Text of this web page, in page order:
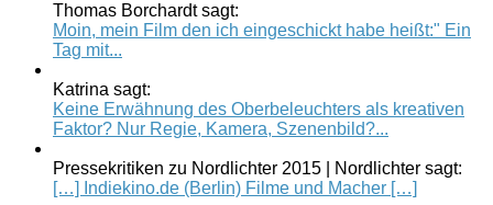
Thomas Borchardt sagt:
Moin, mein Film den ich eingeschickt habe heißt:" Ein
Tag mit...
Katrina sagt:
Keine Erwähnung des Oberbeleuchters als kreativen
Faktor? Nur Regie, Kamera, Szenenbild?...
Pressekritiken zu Nordlichter 2015 | Nordlichter sagt:
[…] Indiekino.de (Berlin) Filme und Macher […]